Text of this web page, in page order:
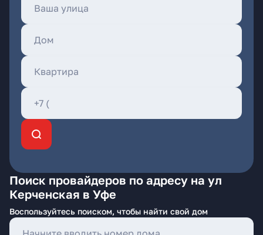
Поиск провайдеров по адресу на ул
Керченская в Уфе
Воспользуйтесь поиском, чтобы найти свой дом